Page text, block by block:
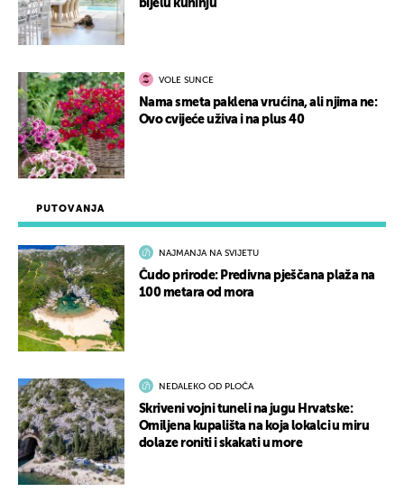
PUTOVANJA
NAJMANJA NA SVIJETU
Čudo prirode: Predivna pješčana plaža na
100 metara od mora
NEDALEKO OD PLOČA
Skriveni vojni tuneli na jugu Hrvatske:
Omiljena kupališta na koja lokalci u miru
dolaze roniti i skakati u more
bijelu kuhinju
VOLE SUNCE
Nama smeta paklena vrućina, ali njima ne:
Ovo cvijeće uživa i na plus 40